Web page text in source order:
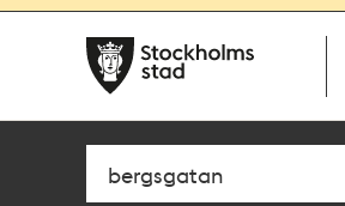
navigationen
huvudinnehållet
Sök